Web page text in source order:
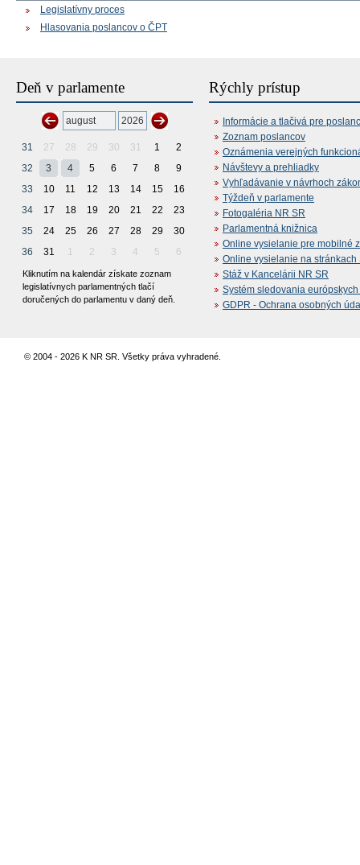
Legislatívny proces
Hlasovania poslancov o ČPT
Deň v parlamente
31 27 28 29 30 31 1
2
32
3 4 5 6 7 8
9
33
10 11 12 13 14 15
16
34
17 18 19 20 21 22
23
35
24 25 26 27 28 29
30
36
31 1 2 3 4 5 6
Kliknutím na kalendár získate zoznam
legislatívnych parlamentných tlačí
doručených do parlamentu v daný deň.
Rýchly prístup
Informácie a tlačivá pre
Zoznam poslancov
Oznámenia verejných
Návštevy a prehliadky
Vyhľadávanie v návrhoch
Týždeň v parlamente
Fotogaléria NR SR
Parlamentná knižnica
Online vysielanie pre mobilné
Online vysielanie na stránkach
Stáž v Kancelárii NR SR
Systém sledovania
GDPR - Ochrana osobných
© 2004 - 2026 K NR SR. Všetky práva vyhradené.